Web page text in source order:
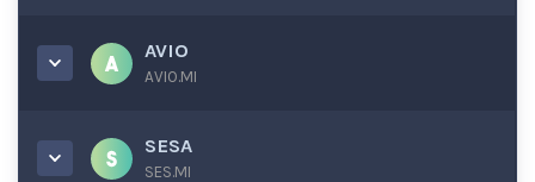
AVIO
AVIO.MI
SESA
SES.MI